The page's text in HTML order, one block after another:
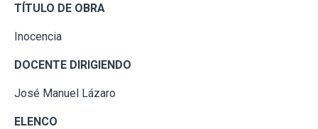
TÍTULO DE OBRA
Inocencia
DOCENTE DIRIGIENDO
José Manuel Lázaro
ELENCO